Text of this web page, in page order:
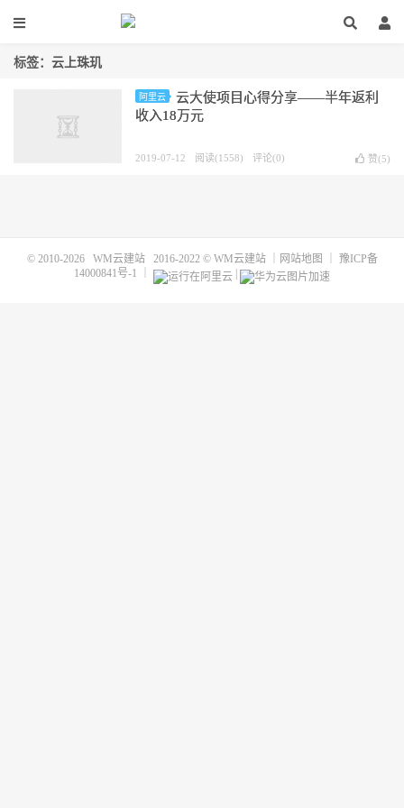
标签：云上珠玑
阿里云
云大使项目心得分享——半年返利
收入18万元
2019-07-12 阅读(1558) 评论(0) 赞(5)
© 2010-2026 WM云建站2016-2022 © WM云建站｜ 网站地图
豫ICP备
14000841号-1